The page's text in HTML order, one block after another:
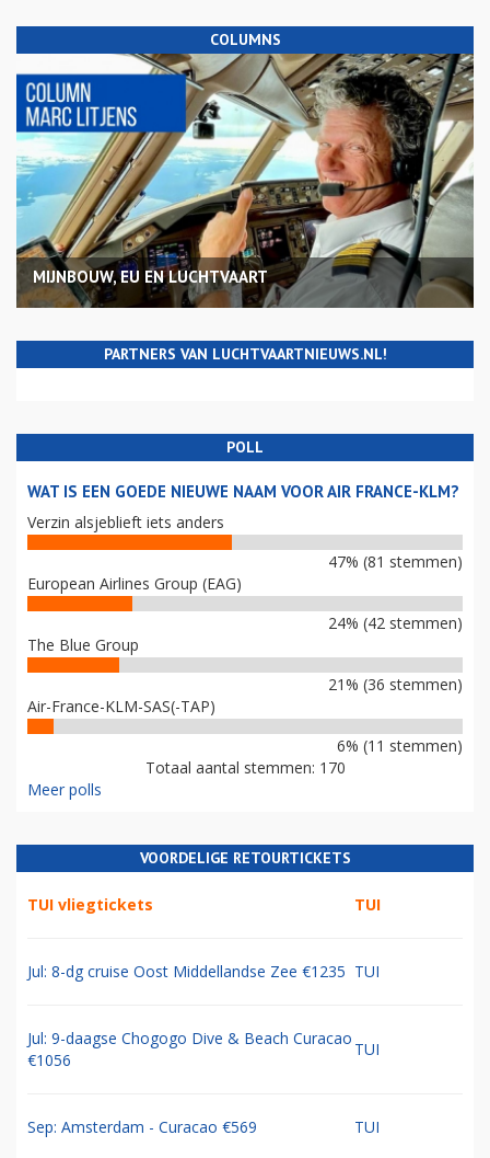
COLUMNS
MIJNBOUW, EU EN LUCHTVAART
PARTNERS VAN LUCHTVAARTNIEUWS.NL!
POLL
WAT IS EEN GOEDE NIEUWE NAAM VOOR AIR FRANCE-KLM?
Verzin alsjeblieft iets anders
47% (81 stemmen)
European Airlines Group (EAG)
24% (42 stemmen)
The Blue Group
21% (36 stemmen)
Air-France-KLM-SAS(-TAP)
6% (11 stemmen)
Totaal aantal stemmen: 170
Meer polls
VOORDELIGE RETOURTICKETS
TUI vliegtickets TUI
Jul: 8-dg cruise Oost Middellandse Zee €1235 TUI
Jul: 9-daagse Chogogo Dive & Beach Curacao
€1056
TUI
Sep: Amsterdam - Curacao €569 TUI